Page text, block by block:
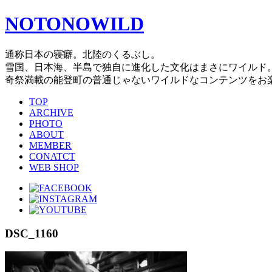
NOTONOWILD
通称日本の寝癖。北陸のくるぶし。
雪国、日本海、半島で独自に進化した文化はまさにワイルド。
奇祭満載の能登町の普通じゃないワイルドなコンテンツをお
TOP
ARCHIVE
PHOTO
ABOUT
MEMBER
CONATCT
WEB SHOP
DSC_1160